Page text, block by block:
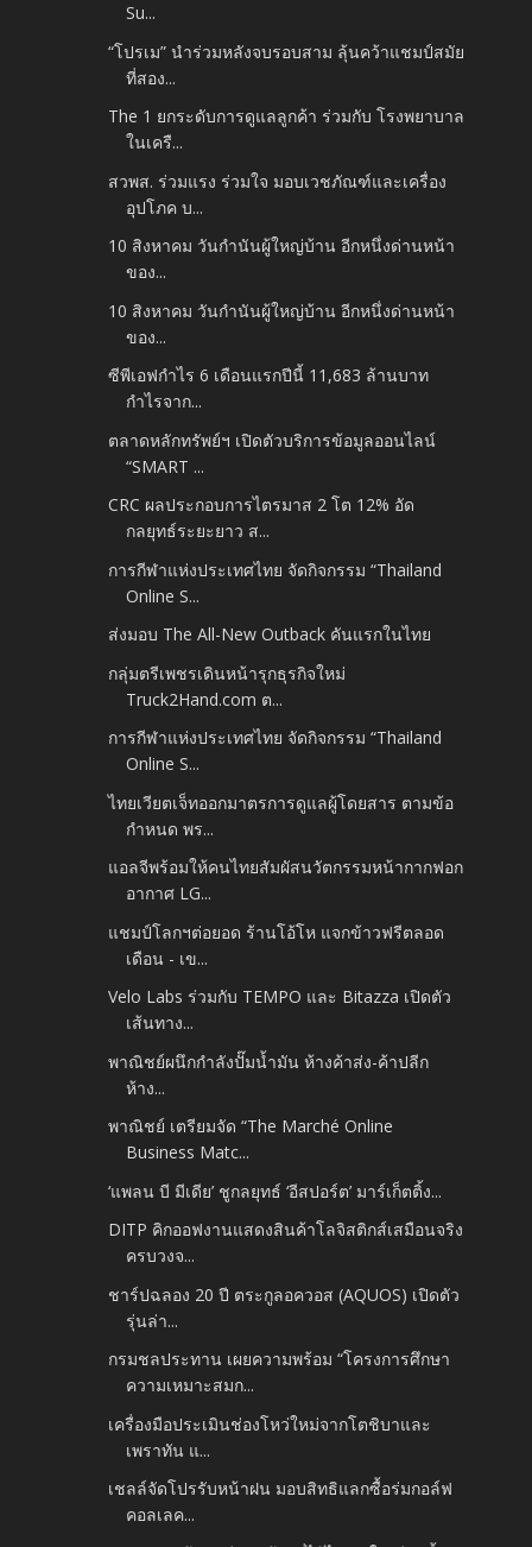
Su...
“โปรเม” นำร่วมหลังจบรอบสาม ลุ้นคว้าแชมป์สมัย
ที่สอง...
The 1 ยกระดับการดูแลลูกค้า ร่วมกับ โรงพยาบาล
ในเครื...
สวพส. ร่วมแรง ร่วมใจ มอบเวชภัณฑ์และเครื่อง
อุปโภค บ...
10 สิงหาคม วันกำนันผู้ใหญ่บ้าน อีกหนึ่งด่านหน้า
ของ...
10 สิงหาคม วันกำนันผู้ใหญ่บ้าน อีกหนึ่งด่านหน้า
ของ...
ซีพีเอฟกำไร 6 เดือนแรกปีนี้ 11,683 ล้านบาท
กำไรจาก...
ตลาดหลักทรัพย์ฯ เปิดตัวบริการข้อมูลออนไลน์
“SMART ...
CRC ผลประกอบการไตรมาส 2 โต 12% อัด
กลยุทธ์ระยะยาว ส...
การกีฬาแห่งประเทศไทย จัดกิจกรรม “Thailand
Online S...
ส่งมอบ The All-New Outback คันแรกในไทย
กลุ่มตรีเพชรเดินหน้ารุกธุรกิจใหม่
Truck2Hand.com ต...
การกีฬาแห่งประเทศไทย จัดกิจกรรม “Thailand
Online S...
ไทยเวียตเจ็ทออกมาตรการดูแลผู้โดยสาร ตามข้อ
กำหนด พร...
แอลจีพร้อมให้คนไทยสัมผัสนวัตกรรมหน้ากากฟอก
อากาศ LG...
แชมป์โลกฯต่อยอด ร้านโอ้โห แจกข้าวฟรีตลอด
เดือน - เข...
Velo Labs ร่วมกับ TEMPO และ Bitazza เปิดตัว
เส้นทาง...
พาณิชย์ผนึกกำลังปั๊มน้ำมัน ห้างค้าส่ง-ค้าปลีก
ห้าง...
พาณิชย์ เตรียมจัด “The Marché Online
Business Matc...
‘แพลน บี มีเดีย’ ชูกลยุทธ์ ‘อีสปอร์ต’ มาร์เก็ตติ้ง...
DITP คิกออฟงานแสดงสินค้าโลจิสติกส์เสมือนจริง
ครบวงจ...
ชาร์ปฉลอง 20 ปี ตระกูลอควอส (AQUOS) เปิดตัว
รุ่นล่า...
กรมชลประทาน เผยความพร้อม “โครงการศึกษา
ความเหมาะสมก...
เครื่องมือประเมินช่องโหว่ใหม่จากโตชิบาและ
เพราทัน แ...
เชลล์จัดโปรรับหน้าฝน มอบสิทธิแลกซื้อร่มกอล์ฟ
คอลเลค...